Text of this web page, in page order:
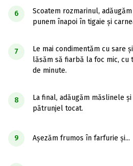
6
Scoatem rozmarinul,
punem înapoi în tigaie și
7
Le mai condimentăm cu sare
lăsăm să fiarbă la foc mic, cu
de minute.
8
La final, adăugăm măslinele
pătrunjel tocat.
9 Așezăm frumos în farfurie și...